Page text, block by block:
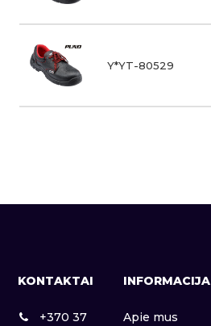
Y*YT-80529
KONTAKTAI
+370 37
INFORMACIJA
Apie mus